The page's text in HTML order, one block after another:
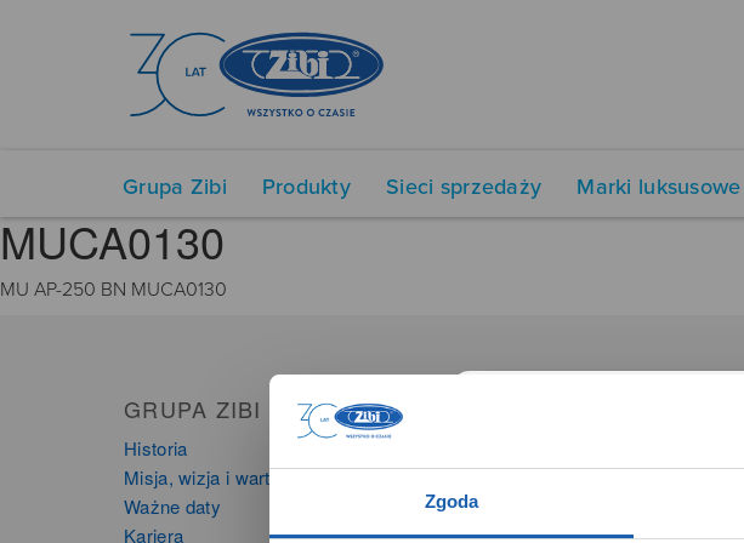
Zgoda
Grupa Zibi Produkty Sieci sprzedaży Marki luksusowe
MUCA0130
MU AP-250 BN MUCA0130
GRUPA ZIBI
Historia
Misja, wizja i wartości Grupy Zibi
Ważne daty
Kariera
Instrumenty muzyczne
Kalkulatory